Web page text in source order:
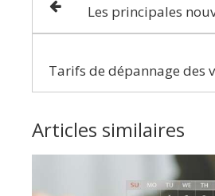
Articles similaires